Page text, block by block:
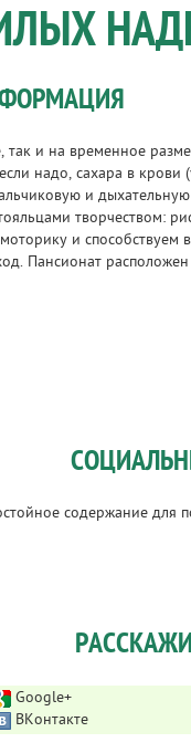
и на временное
надо, сахара в крови
и
творчеством:
и способствуем
Пансионат
содержание для
Google+
ВКонтакте